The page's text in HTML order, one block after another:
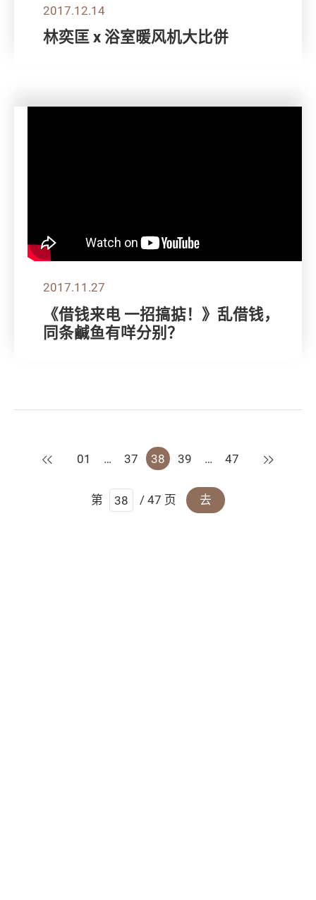
2017.12.14
林奕匡 x 浴室暖风机大比併
2017.11.27
《借钱来电 一招搞掂！》乱借钱，
同条鹹鱼有咩分别？
上一页
01 … 37 38 39 … 47 下一页
第 / 47 页 去